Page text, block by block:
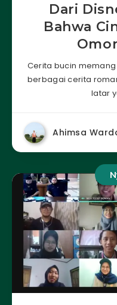
Dari
Bahwa
Cerita bucin
berbagai cerita
latar
Ahimsa